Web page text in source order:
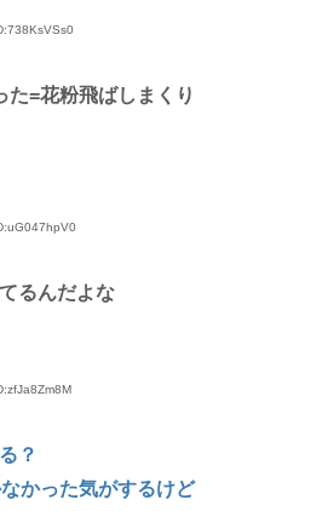
た=花粉飛ばしまくり
るんだよな
？
かった気がするけど